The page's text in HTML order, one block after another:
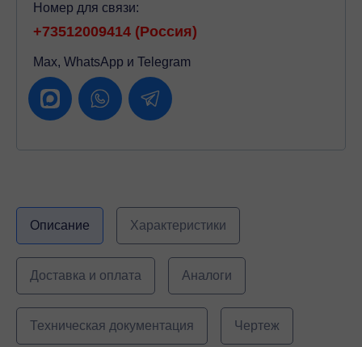
Номер для связи:
+73512009414 (Россия)
Max, WhatsApp и Telegram
Описание Характеристики
Доставка и оплата Аналоги
Техническая документация Чертеж